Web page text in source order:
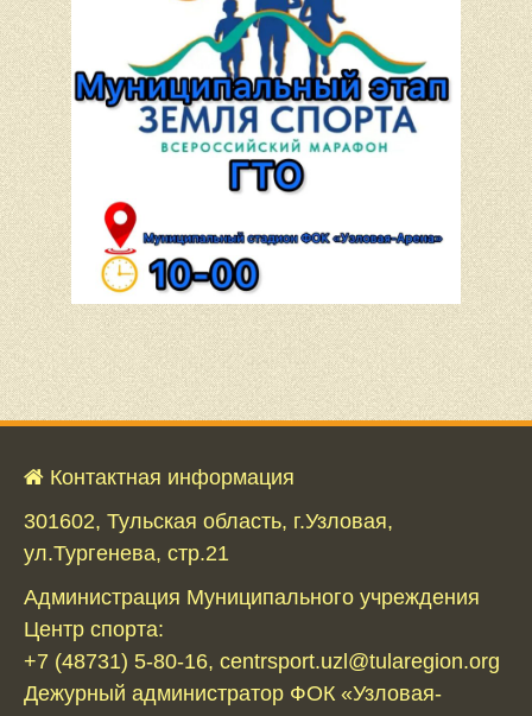
Контактная информация
301602, Тульская область, г.Узловая,
ул.Тургенева, стр.21
Администрация Муниципального учреждения
Центр спорта:
+7 (48731) 5-80-16, centrsport.uzl@tularegion.org
Дежурный администратор ФОК «Узловая-